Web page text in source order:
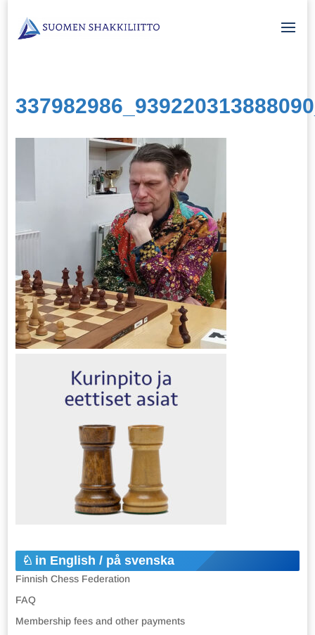
in English / på svenska
Finnish Chess Federation
FAQ
Membership fees and other payments